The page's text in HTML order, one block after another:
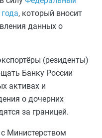
, который вносит
данных о
(резиденты)
Банку России
активах и
о дочерних
за границей.
Министерством